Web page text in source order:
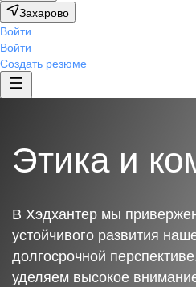
Захарово
Войти
Войти
Создать резюме
Этика и
В Хэдхантер мы
устойчивого развития
долгосрочной
уделяем высокое